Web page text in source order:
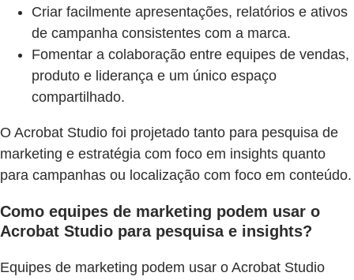
Criar facilmente apresentações, relatórios e ativos
de campanha consistentes com a marca.
Fomentar a colaboração entre equipes de vendas,
produto e liderança e um único espaço
compartilhado.
O Acrobat Studio foi projetado tanto para pesquisa de
marketing e estratégia com foco em insights quanto
para campanhas ou localização com foco em conteúdo.
Como equipes de marketing podem usar o
Acrobat Studio para pesquisa e insights?
Equipes de marketing podem usar o Acrobat Studio